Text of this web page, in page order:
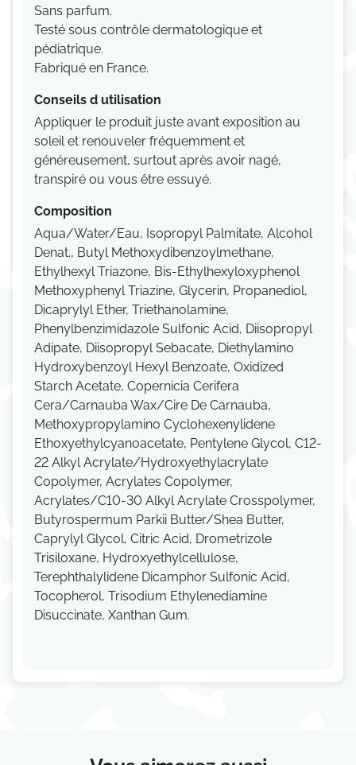
Sans parfum.
Testé sous contrôle dermatologique et
pédiatrique.
Fabriqué en France.
Conseils d utilisation
Appliquer le produit juste avant exposition au
soleil et renouveler fréquemment et
généreusement, surtout après avoir nagé,
transpiré ou vous être essuyé.
Composition
Aqua/Water/Eau, Isopropyl Palmitate, Alcohol
Denat., Butyl Methoxydibenzoylmethane,
Ethylhexyl Triazone, Bis-Ethylhexyloxyphenol
Methoxyphenyl Triazine, Glycerin, Propanediol,
Dicaprylyl Ether, Triethanolamine,
Phenylbenzimidazole Sulfonic Acid, Diisopropyl
Adipate, Diisopropyl Sebacate, Diethylamino
Hydroxybenzoyl Hexyl Benzoate, Oxidized
Starch Acetate, Copernicia Cerifera
Cera/Carnauba Wax/Cire De Carnauba,
Methoxypropylamino Cyclohexenylidene
Ethoxyethylcyanoacetate, Pentylene Glycol, C12-
22 Alkyl Acrylate/Hydroxyethylacrylate
Copolymer, Acrylates Copolymer,
Acrylates/C10-30 Alkyl Acrylate Crosspolymer,
Butyrospermum Parkii Butter/Shea Butter,
Caprylyl Glycol, Citric Acid, Drometrizole
Trisiloxane, Hydroxyethylcellulose,
Terephthalylidene Dicamphor Sulfonic Acid,
Tocopherol, Trisodium Ethylenediamine
Disuccinate, Xanthan Gum.